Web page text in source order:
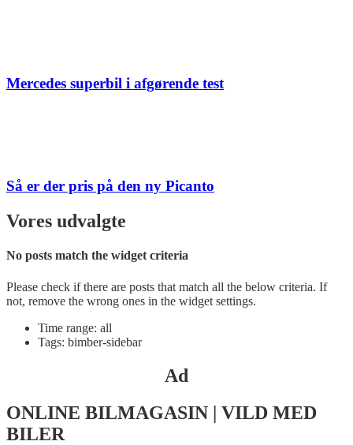
Mercedes superbil i afgørende test
Så er der pris på den ny Picanto
Vores udvalgte
No posts match the widget criteria
Please check if there are posts that match all the below criteria. If
not, remove the wrong ones in the widget settings.
Time range: all
Tags: bimber-sidebar
Ad
ONLINE BILMAGASIN | VILD MED
BILER